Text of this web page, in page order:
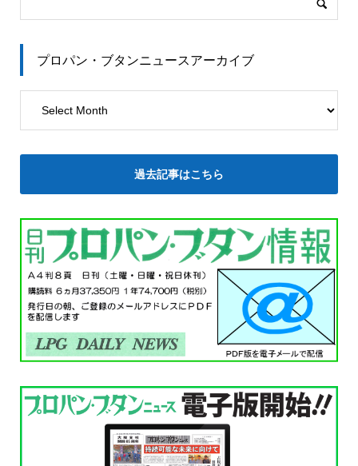
ち返り、変化が続く今を学びチャンスをつかもう」と呼び
プロパン・ブタンニュースアーカイブ
過去記事はこちら